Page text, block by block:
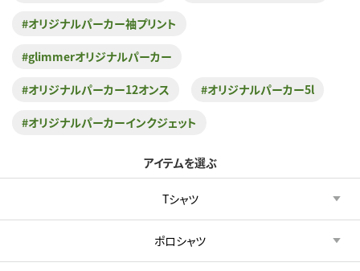
#オリジナルパーカー袖プリント
#glimmerオリジナルパーカー
#オリジナルパーカー12オンス #オリジナルパーカー5l
#オリジナルパーカーインクジェット
アイテムを選ぶ
Tシャツ
ポロシャツ